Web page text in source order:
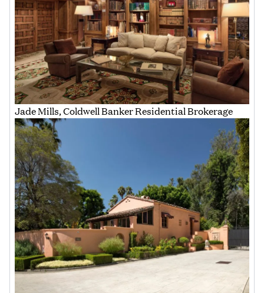
Jade Mills, Coldwell Banker Residential Brokerage